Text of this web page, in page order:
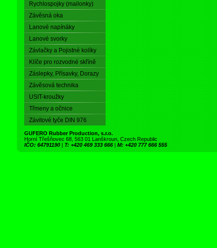
Rychlospojky (mailonky)
Závěsná oka
Lanové napínáky
Lanové svorky
Závlačky a Pojistné kolíky
Klíče pro rozvodné skříně
Záslepky, Přísavky, Dorazy
Závěsová technika
USIT-kroužky
Třmeny a očnice
Závitové tyče DIN 976
GUFERO Rubber Production, s.r.o.
Horní Třešňovec 68, 563 01 Lanškroun, Czech Republic
IČO: 64791190 | T: +420 469 333 666 | M: +420 777 666 555